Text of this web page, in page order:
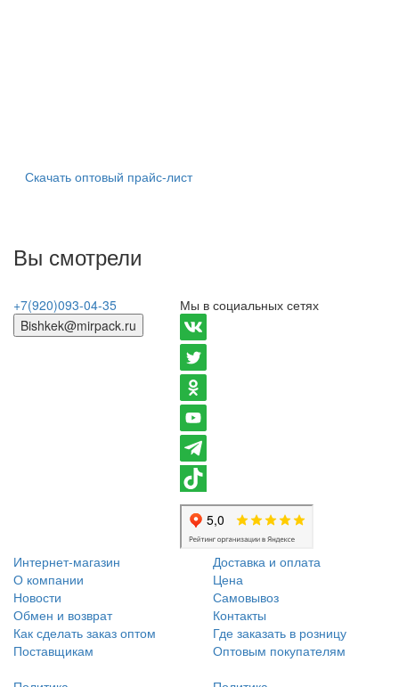
Скачать оптовый прайс-лист
Вы смотрели
+7(920)093-04-35
Bishkek@mirpack.ru
Мы в социальных сетях
Интернет-магазин
О компании
Новости
Обмен и возврат
Как сделать заказ оптом
Поставщикам
Доставка и оплата
Цена
Самовывоз
Контакты
Где заказать в розницу
Оптовым покупателям